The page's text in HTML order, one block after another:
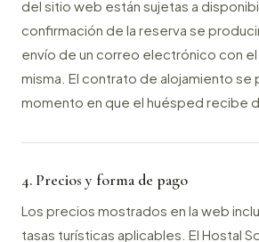
del sitio web están sujetas a
confirmación de la reserva se
envío de un correo electrónico con el
misma. El contrato de alojamiento
momento en que el huésped recibe
4. Precios y forma de pago
Los precios mostrados en la web
tasas turísticas aplicables. El Hostal